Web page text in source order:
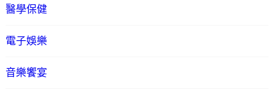
醫學保健
電子娛樂
音樂饗宴